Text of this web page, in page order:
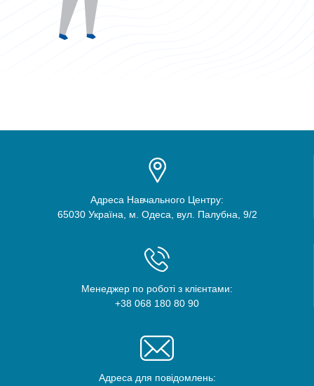
Адреса Навчального Центру:
65030 Україна, м. Одеса, вул. Палубна, 9/2
Менеджер по роботі з клієнтами:
+38 068 180 80 90
Адреса для повідомлень: